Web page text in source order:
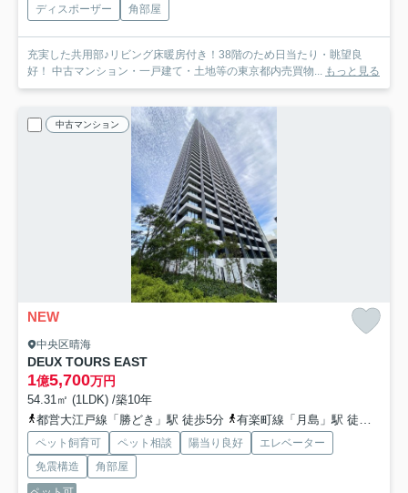
ディスポーザー
角部屋
充実した共用部♪リビング床暖房付き！38階のため日当たり・眺望良
好！ 中古マンション・一戸建て・土地等の東京都内売買物... もっと見る
中古マンション
NEW
中央区晴海
DEUX TOURS EAST
1億5,700万円
54.31㎡ (1LDK) /築10年
都営大江戸線「勝どき」駅 徒歩5分
有楽町線「月島」駅 徒歩15分
ペット飼育可 ペット相談 陽当り良好
エレベーター
免震構造
角部屋